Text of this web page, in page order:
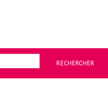
RECHERCHER